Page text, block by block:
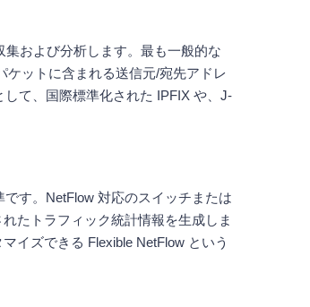
および分析します。最も一般的な
ットに含まれる送信元/宛先アドレ
て、国際標準化された IPFIX や、J-
す。NetFlow 対応のスイッチまたは
たトラフィック統計情報を生成しま
イズできる Flexible NetFlow という